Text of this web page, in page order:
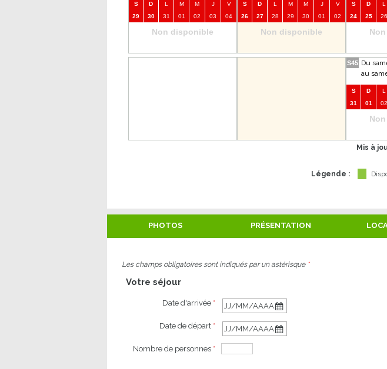
S D L M M J
V
29
30 31 01 02 03 04
Non disponible
S D L M M J
V
26
27 28 29 30 01 02
Non disponible
S D L
24
25 26
S45 Du
au
S D L
31
01 02
Mis à
Légende :
PHOTOS PRÉSENTATION
Les champs obligatoires sont indiqués par un astérisque *
Votre séjour
Date d'arrivée *
Date de départ *
Nombre de personnes *